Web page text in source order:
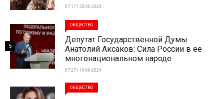
07:17 | 20-06-2024
ОБЩЕСТВО
Депутат Государственной Думы
Анатолий Аксаков: Сила России в ее
многонациональном народе
07:27 | 19-06-2024
5
ОБЩЕСТВО